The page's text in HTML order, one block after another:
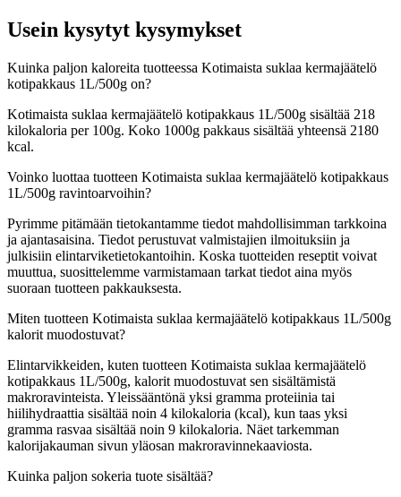
Usein kysytyt kysymykset
Kuinka paljon kaloreita tuotteessa Kotimaista suklaa kermajäätelö
kotipakkaus 1L/500g on?
Kotimaista suklaa kermajäätelö kotipakkaus 1L/500g sisältää 218
kilokaloria per 100g. Koko 1000g pakkaus sisältää yhteensä 2180
kcal.
Voinko luottaa tuotteen Kotimaista suklaa kermajäätelö kotipakkaus
1L/500g ravintoarvoihin?
Pyrimme pitämään tietokantamme tiedot mahdollisimman tarkkoina
ja ajantasaisina. Tiedot perustuvat valmistajien ilmoituksiin ja
julkisiin elintarviketietokantoihin. Koska tuotteiden reseptit voivat
muuttua, suosittelemme varmistamaan tarkat tiedot aina myös
suoraan tuotteen pakkauksesta.
Miten tuotteen Kotimaista suklaa kermajäätelö kotipakkaus 1L/500g
kalorit muodostuvat?
Elintarvikkeiden, kuten tuotteen Kotimaista suklaa kermajäätelö
kotipakkaus 1L/500g, kalorit muodostuvat sen sisältämistä
makroravinteista. Yleissääntönä yksi gramma proteiinia tai
hiilihydraattia sisältää noin 4 kilokaloria (kcal), kun taas yksi
gramma rasvaa sisältää noin 9 kilokaloria. Näet tarkemman
kalorijakauman sivun yläosan makroravinnekaaviosta.
Kuinka paljon sokeria tuote sisältää?